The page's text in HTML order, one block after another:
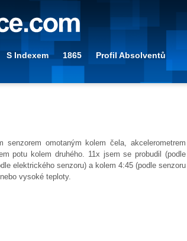
S Indexem 1865 Profil Absolventů
omotaným kolem čela, akcelerometrem
potu kolem druhého. 11x jsem se probudil (podle
elektrického senzoru) a kolem 4:45 (podle senzoru
vysoké teploty.